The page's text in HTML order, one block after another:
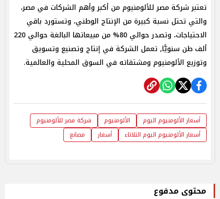
تعتبر شركة مصر للألومنيوم من أكبر وأهم الشركات في مصر،
والتي تحتل نسبة كبيرة من الإنتاج الوطني، وتستورد باقي
الاحتياجات، وتصدر حوالي 80% من مبيعاتها البالغة حوالي 220
ألف طن سنويًّا, تعمل الشركة في إنتاج وتصنيع وتسويق
وتوزيع الألومنيوم ومشتقاته في السوق المحلية والعالمية.
أسعار الألومنيوم اليوم الألومنيوم
شركة مصر للألومنيوم
أسعار الألومنيوم اليوم الثلاثاء
أسعار مصانع
محتوى مدفوع